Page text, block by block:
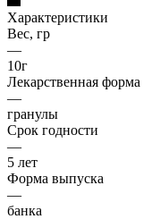
Характеристики
Вес, гр
—
10г
Лекарственная форма
—
гранулы
Срок годности
—
5 лет
Форма выпуска
—
банка